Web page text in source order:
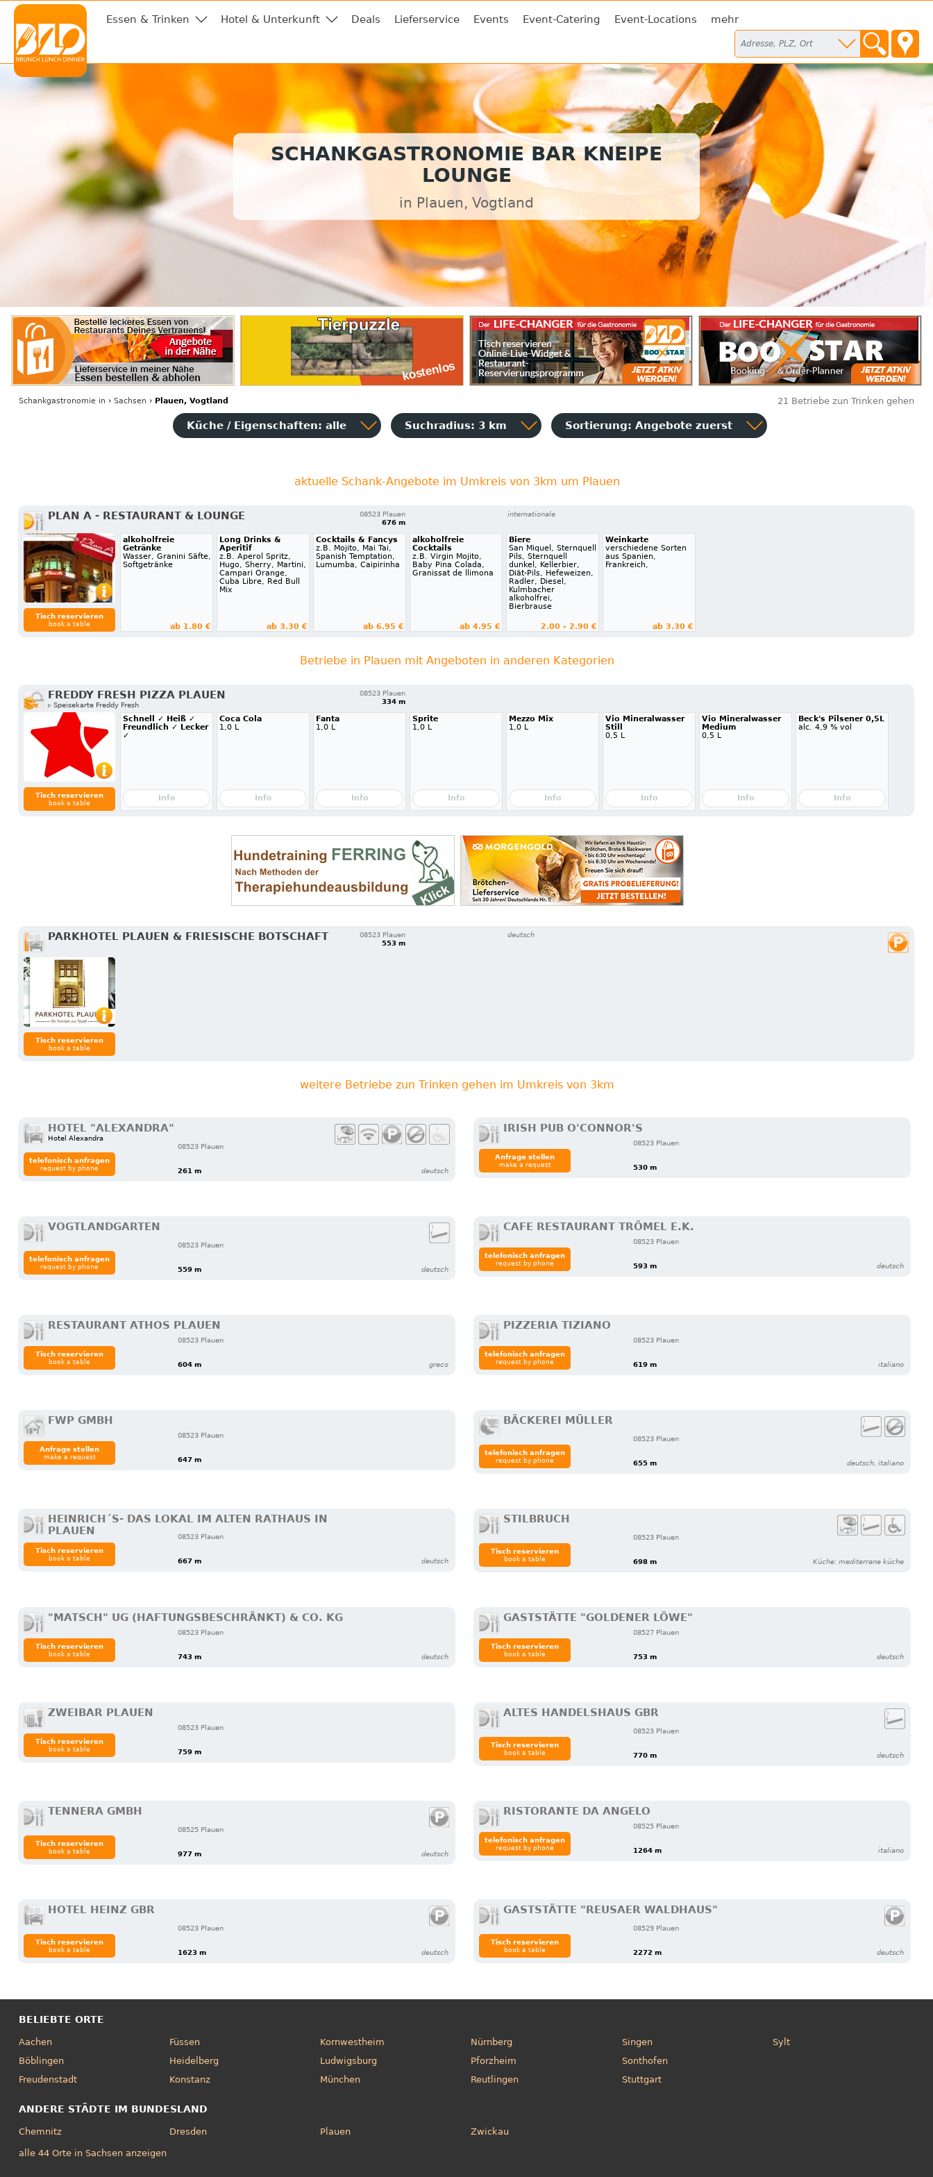
Essen & Trinken Hotel & Unterkunft Deals Lieferservice Events Event-Catering Event-Locations mehr
SCHANKGASTRONOMIE BAR KNEIPE
LOUNGE
in Plauen, Vogtland
Schankgastronomiein › Sachsen › Plauen, Vogtland 21 Betriebe zun Trinken gehen
Küche / Eigenschaften: alle Suchradius: 3 km Sortierung: Angebote zuerst
aktuelle Schank-Angebote im Umkreis von 3km um Plauen
PLAN A - RESTAURANT & LOUNGE
08523 Plauen
676 m
internationale
Tisch reservieren
book a table
alkoholfreie
Getränke
Wasser, Granini Säfte,
Softgetränke
ab 1.80 €
Long Drinks &
Aperitif
z.B. Aperol Spritz,
Hugo, Sherry, Martini,
Campari Orange,
Cuba Libre, Red Bull
Mix
ab 3.30 €
Cocktails & Fancys
z.B. Mojito, Mai Tai,
Spanish Temptation,
Lumumba, Caipirinha
ab 6.95 €
alkoholfreie
Cocktails
z.B. Virgin Mojito,
Baby Pina Colada,
Granissat de llimona
ab 4.95 €
Biere
San Miquel, Sternquell
Pils, Sternquell
dunkel, Kellerbier,
Diät-Pils, Hefeweizen,
Radler, Diesel,
Kulmbacher
alkoholfrei,
Bierbrause
2.00 - 2.90 €
Weinkarte
verschiedene Sorten
aus Spanien,
Frankreich,
ab 3.30 €
Betriebe in Plauen mit Angeboten in anderen Kategorien
FREDDY FRESH PIZZA PLAUEN
▹ Speisekarte Freddy Fresh
08523 Plauen
334 m
Tisch reservieren
book a table
Schnell ✓ Heiß ✓
Freundlich ✓ Lecker
✓
Info
Coca Cola
1,0 L
Info
Fanta
1,0 L
Info
Sprite
1,0 L
Info
Mezzo Mix
1,0 L
Info
Vio Mineralwasser
Still
0,5 L
Info
Vio Mineralwasser
Medium
0,5 L
Info
Beck's Pilsener 0,5L
alc. 4,9 % vol
Info
PARKHOTEL PLAUEN & FRIESISCHE BOTSCHAFT
08523 Plauen
553 m
deutsch
Tisch reservieren
book a table
weitere Betriebe zun Trinken gehen im Umkreis von 3km
HOTEL "ALEXANDRA"
Hotel Alexandra
08523 Plauen
261 m deutsch
telefonisch anfragen
request by phone
IRISH PUB O'CONNOR'S
08523 Plauen
530 m
Anfrage stellen
make a request
VOGTLANDGARTEN
08523 Plauen
559 m deutsch
telefonisch anfragen
request by phone
CAFE RESTAURANT TRÖMEL E.K.
08523 Plauen
593 m deutsch
telefonisch anfragen
request by phone
RESTAURANT ATHOS PLAUEN
08523 Plauen
604 m greco
Tisch reservieren
book a table
PIZZERIA TIZIANO
08523 Plauen
619 m italiano
telefonisch anfragen
request by phone
FWP GMBH
08523 Plauen
647 m
Anfrage stellen
make a request
BÄCKEREI MÜLLER
08523 Plauen
655 m deutsch, italiano
telefonisch anfragen
request by phone
HEINRICH´S- DAS LOKAL IM ALTEN RATHAUS IN
PLAUEN
08523 Plauen
667 m deutsch
Tisch reservieren
book a table
STILBRUCH
08523 Plauen
698 m Küche: mediterrane küche
Tisch reservieren
book a table
"MATSCH" UG (HAFTUNGSBESCHRÄNKT) & CO. KG
08523 Plauen
743 m deutsch
Tisch reservieren
book a table
GASTSTÄTTE "GOLDENER LÖWE"
08527 Plauen
753 m deutsch
Tisch reservieren
book a table
ZWEIBAR PLAUEN
08523 Plauen
759 m
Tisch reservieren
book a table
ALTES HANDELSHAUS GBR
08523 Plauen
770 m deutsch
Tisch reservieren
book a table
TENNERA GMBH
08525 Plauen
977 m deutsch
Tisch reservieren
book a table
RISTORANTE DA ANGELO
08525 Plauen
1264 m italiano
telefonisch anfragen
request by phone
HOTEL HEINZ GBR
08523 Plauen
1623 m deutsch
Tisch reservieren
book a table
GASTSTÄTTE "REUSAER WALDHAUS"
08529 Plauen
2272 m deutsch
Tisch reservieren
book a table
BELIEBTE ORTE
Aachen
Böblingen
Freudenstadt
Füssen
Heidelberg
Konstanz
Kornwestheim
Ludwigsburg
München
Nürnberg
Pforzheim
Reutlingen
Singen
Sonthofen
Stuttgart
Sylt
ANDERE STÄDTE IM BUNDESLAND
Chemnitz Dresden Plauen Zwickau
alle 44 Orte in Sachsen anzeigen